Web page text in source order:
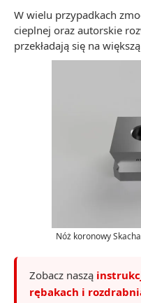
W wielu przypadkach
cieplnej oraz autorskie
przekładają się na
Nóż koronowy
Zobacz naszą
rębakach i